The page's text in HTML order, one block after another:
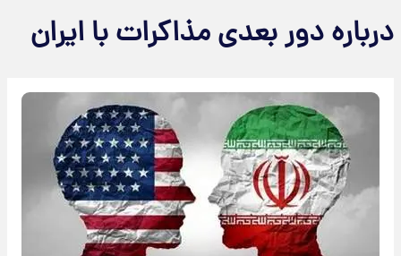
درباره دور بعدی مذاکرات با ایران